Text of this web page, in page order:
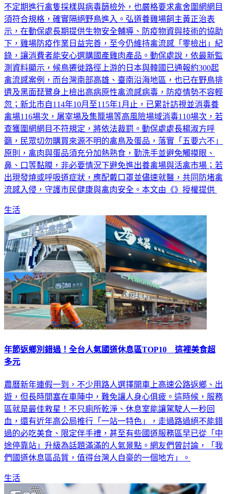
不定期進行禽隻採樣與病毒篩檢外，也嚴格要求禽舍圍網網目
須符合規格，確實隔絕野鳥進入。弘道養雞場飼主黃正治表
示，在動保處長期提供生物安全輔導、防疫物資與技術的協助
下，雞場防疫作業日益完善，至今仍維持禽流感「零檢出」紀
錄，讓消費者能安心選購國產雞肉產品。動保處說，依最新監
測資料顯示，候鳥遷徙路徑上游的日本與韓國已通報約300起
禽流感案例，而台灣南部高雄、臺南沿海地區，也已在野鳥排
遺及黑面琵鷺身上檢出高病原性禽流感病毒，防疫情勢不容輕
忽；新北市自114年10月至115年1月止，已累計訪視並消毒養
禽場116場次，屠宰場及集籠場等高風險場域消毒110場次，若
查獲圍網網目不符規定，將依法裁罰。動保處處長楊淑方呼
籲，民眾切勿購買來源不明的禽鳥及蛋品，落實「五要六不」
原則，禽肉與蛋品須充分加熱熟食，勤洗手並避免觸摸眼、
鼻、口等黏膜，非必要情況下避免進出養禽場與活禽市場；若
出現發燒或呼吸道症狀，應配戴口罩並儘速就醫，共同防堵禽
流感入侵，守護市民健康與禽肉安全。本文由《》授權提供
生活
年節返鄉別錯過！全台人氣國道休息區TOP10 這裡美食超
多元
農曆新年連假一到，不少用路人選擇開車上高速公路返鄉、出
遊，但長時間塞在車陣中，難免讓人身心俱疲。這時候，服務
區就是最佳救星！不只廁所乾淨、休息室能讓駕駛人一秒回
血，還有近年高公局推行「一站一特色」，走過路過絕不能錯
過的必吃美食、限定伴手禮，甚至有些國道服務區早已從「中
途停靠站」升級為話題滿滿的人氣景點。網友們曾討論，「我
們國道休息區品質，值得台灣人自豪的一個地方」。
生活